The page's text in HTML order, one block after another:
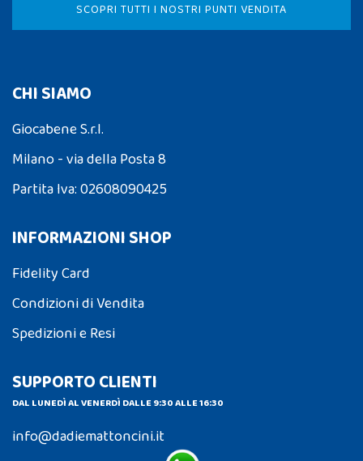
SCOPRI TUTTI I NOSTRI PUNTI VENDITA
CHI SIAMO
Giocabene S.r.l.
Milano - via della Posta 8
Partita Iva: 02608090425
INFORMAZIONI SHOP
Fidelity Card
Condizioni di Vendita
Spedizioni e Resi
SUPPORTO CLIENTI
DAL LUNEDÌ AL VENERDÌ DALLE 9:30 ALLE 16:30
info@dadiemattoncini.it